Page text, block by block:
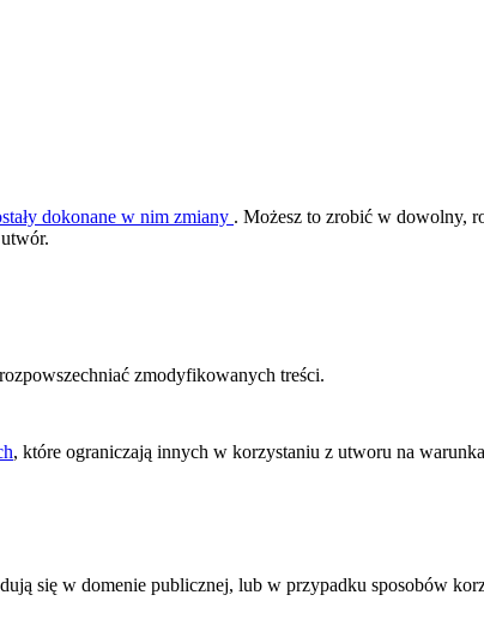
dokonane w nim zmiany . Możesz to zrobić w dowolny,
zmodyfikowanych treści.
, które ograniczają innych w korzystaniu z utworu na
się w domenie publicznej, lub w przypadku sposobów